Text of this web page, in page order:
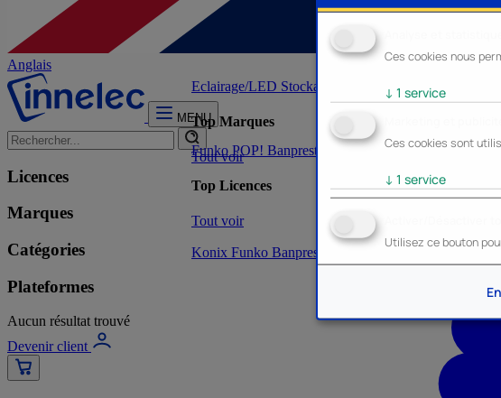
Ces cookies nous
↓ 1 service
Ces cookies sont
↓ 1 service
Utilisez ce bouton
Anglais
MENU
Licences
Marques
Catégories
Plateformes
Aucun résultat trouvé
Devenir client
Konix Funko Banpresto NOUVEAU - Heroes
Funko POP! Banpresto Plastoy StorLyoEnesco
Top Licences
Tout voir
Eclairage/LED Stockage/Mémoire Accessoires PC
Top Marques
Tout voir